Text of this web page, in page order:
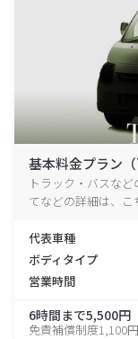
基本料金プラン（
トラック・バスな
てなどの詳細は、こ
代表車種
ボディタイプ
営業時間
6時間まで5,500円
免責補償制度1,100円